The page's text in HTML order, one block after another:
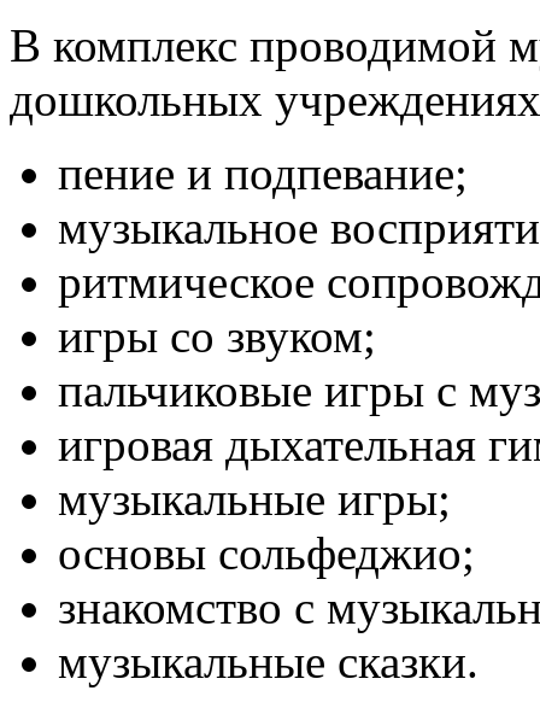
В комплекс проводимой
дошкольных
пение и подпевание;
музыкальное
ритмическое
игры со звуком;
пальчиковые игры с
игровая дыхательная
музыкальные игры;
основы сольфеджио;
знакомство с
музыкальные сказки.